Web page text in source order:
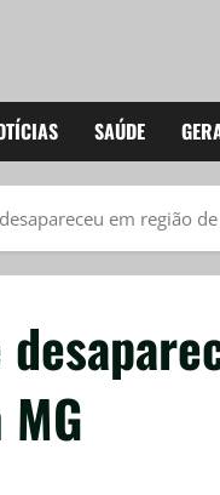
SAÚDE
em região